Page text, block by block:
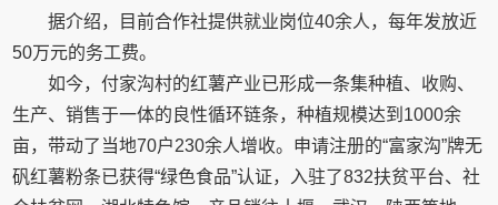
据介绍，目前合作社提供就业岗位40余人，每年发放近
50万元的务工费。
如今，付家沟村的红薯产业已形成一条集种植、收购、
生产、销售于一体的良性循环链条，种植规模达到1000余
亩，带动了当地70户230余人增收。申请注册的“富家沟”牌无
矾红薯粉条已获得“绿色食品”认证，入驻了832扶贫平台、社